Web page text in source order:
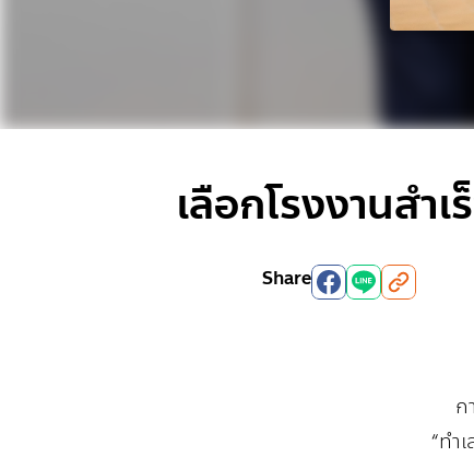
เลือกโรงงานสำ
Share
ก
“ทำ